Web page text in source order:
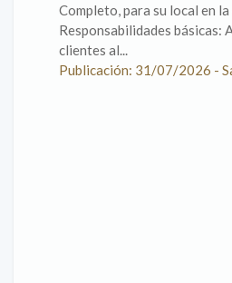
Completo, para su local en la
Responsabilidades básicas:
clientes al...
Publicación: 31/07/2026 -